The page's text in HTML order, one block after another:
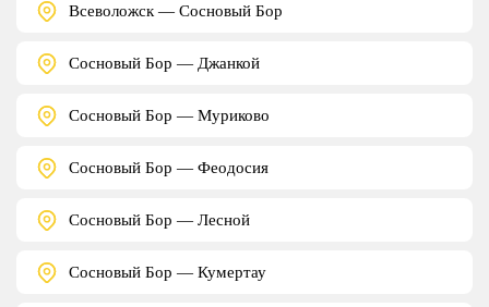
Всеволожск — Сосновый Бор
Сосновый Бор — Джанкой
Сосновый Бор — Муриково
Сосновый Бор — Феодосия
Сосновый Бор — Лесной
Сосновый Бор — Кумертау